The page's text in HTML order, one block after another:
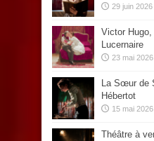
29 juin 2026
Victor
Lucernaire
23 mai 2026
La Sœur de
Hébertot
15 mai 2026
Théâtre à